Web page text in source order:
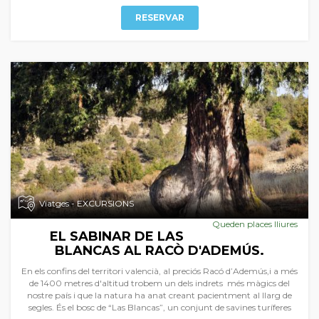
RESERVAR
Viatges - EXCURSIONS
Queden places lliures
EL SABINAR DE LAS
BLANCAS AL RACÒ D'ADEMÚS.
En els confins del territori valencià, al preciós Racó d’Ademús,i a més
de 1400 metres d'altitud trobem un dels indrets més màgics del
nostre país i que la natura ha anat creant pacientment al llarg de
segles. És el bosc de “Las Blancas”, un conjunt de savines turíferes